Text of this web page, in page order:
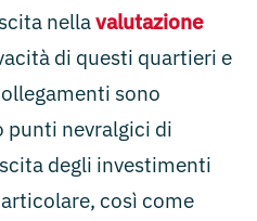
nellavalutazione
di questi quartieri e
sono
punti nevralgici di
degli investimenti
così come